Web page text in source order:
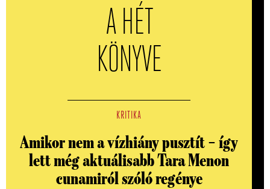
A HÉT
KÖNYVE
KRITIKA
Amikor nem a vízhiány pusztít – így
lett még aktuálisabb Tara Menon
cunamiról szóló regénye